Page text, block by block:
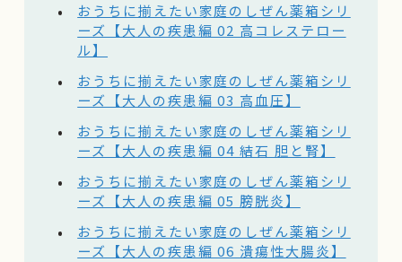
おうちに揃えたい家庭のしぜん薬箱シリ
ーズ【大人の疾患編 02 高コレステロー
ル】
おうちに揃えたい家庭のしぜん薬箱シリ
ーズ【大人の疾患編 03 高血圧】
おうちに揃えたい家庭のしぜん薬箱シリ
ーズ【大人の疾患編 04 結石 胆と腎】
おうちに揃えたい家庭のしぜん薬箱シリ
ーズ【大人の疾患編 05 膀胱炎】
おうちに揃えたい家庭のしぜん薬箱シリ
ーズ【大人の疾患編 06 潰瘍性大腸炎】